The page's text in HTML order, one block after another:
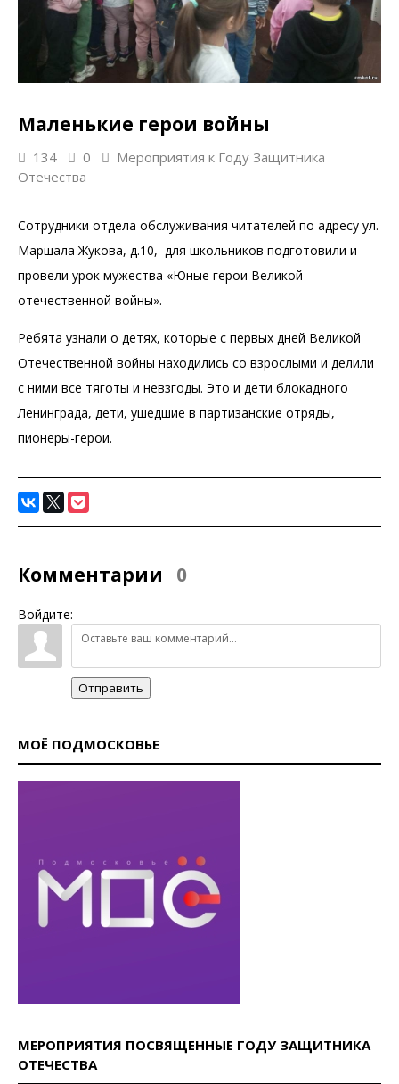
Маленькие герои войны
134 0
Мероприятия к Году Защитника
Отечества
Сотрудники отдела обслуживания читателей по адресу ул.
Маршала Жукова, д.10, для школьников подготовили и
провели урок мужества «Юные герои Великой
отечественной войны».
Ребята узнали о детях, которые с первых дней Великой
Отечественной войны находились со взрослыми и делили
с ними все тяготы и невзгоды. Это и дети блокадного
Ленинграда, дети, ушедшие в партизанские отряды,
пионеры-герои.
Комментарии 0
Войдите:
Отправить
МОЁ ПОДМОСКОВЬЕ
МЕРОПРИЯТИЯ ПОСВЯЩЕННЫЕ ГОДУ ЗАЩИТНИКА
ОТЕЧЕСТВА